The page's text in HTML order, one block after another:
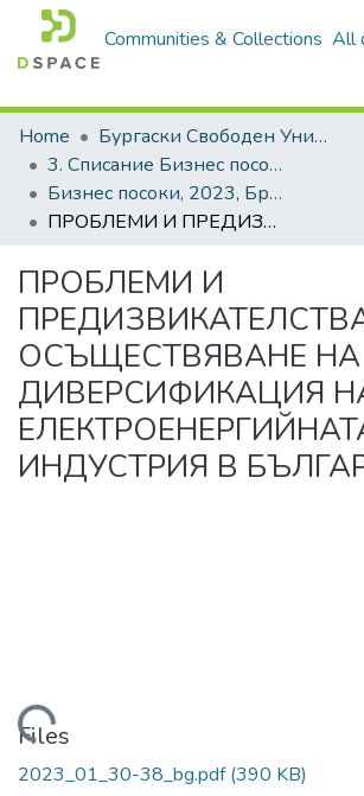
Communities & Collections All
Home
Бургаски Свободен Университет | Burgas Free University
3. Списание Бизнес посоки | Journal of Business Research
Бизнес посоки, 2023, Брой 1 и 2, Български
ПРОБЛЕМИ И ПРЕДИЗВИКАТЕЛСТВА ПРИ ОСЪЩЕСТВЯВАНЕ НА ДИВЕРСИФИКАЦИЯ НА ЕЛЕКТРОЕНЕРГИЙНАТА ИНДУСТРИЯ В БЪЛГАРИЯ
ПРОБЛЕМИ И
ОСЪЩЕСТВЯВАНЕ НА
ДИВЕРСИФИКАЦИЯ
ИНДУСТРИЯ В
Loading...
Files
2023_01_30-38_bg.pdf(390 KB)